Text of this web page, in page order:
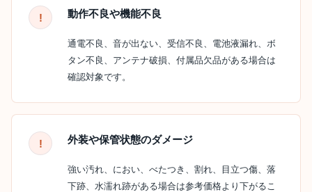
動作不良や機能不良
通電不良、音が出ない、受信不良、電池液漏れ、ボ
タン不良、アンテナ破損、付属品欠品がある場合は
確認対象です。
外装や保管状態のダメージ
強い汚れ、におい、べたつき、割れ、目立つ傷、落
下跡、水濡れ跡がある場合は参考価格より下がるこ